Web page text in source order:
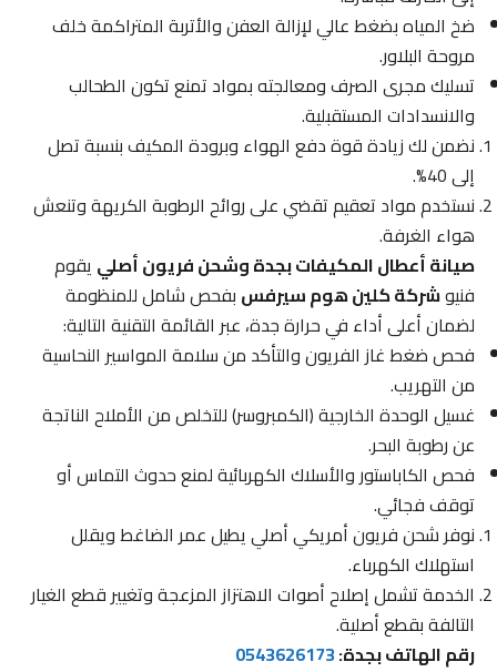
ضخ المياه بضغط عالي لإزالة العفن والأتربة المتراكمة خلف
مروحة البلاور.
تسليك مجرى الصرف ومعالجته بمواد تمنع تكون الطحالب
والانسدادات المستقبلية.
نضمن لك زيادة قوة دفع الهواء وبرودة المكيف بنسبة تصل
إلى 40%.
نستخدم مواد تعقيم تقضي على روائح الرطوبة الكريهة وتنعش
هواء الغرفة.
صيانة أعطال المكيفات بجدة وشحن فريون أصلييقوم
فنيوشركة كلين هوم سيرفسبفحص شامل للمنظومة
لضمان أعلى أداء في حرارة جدة، عبر القائمة التقنية التالية:
فحص ضغط غاز الفريون والتأكد من سلامة المواسير النحاسية
من التهريب.
غسيل الوحدة الخارجية (الكمبروسر) للتخلص من الأملاح الناتجة
عن رطوبة البحر.
فحص الكاباستور والأسلاك الكهربائية لمنع حدوث التماس أو
توقف فجائي.
نوفر شحن فريون أمريكي أصلي يطيل عمر الضاغط ويقلل
استهلاك الكهرباء.
الخدمة تشمل إصلاح أصوات الاهتزاز المزعجة وتغيير قطع الغيار
التالفة بقطع أصلية.
رقم الهاتف بجدة:0543626173